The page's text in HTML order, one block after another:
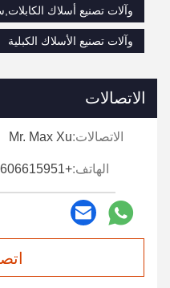
وآلات تصنيع أسلاك
وآلات تصنيع الأسلاك الكبلية
الاتصالات
الاتصالات:Mr. Max Xu
الهاتف:+86-18606615951